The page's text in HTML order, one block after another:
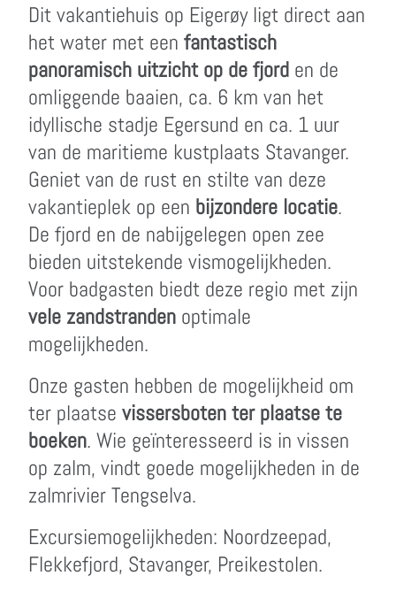
Dit vakantiehuis op Eigerøy ligt direct aan
het water met een fantastisch
panoramisch uitzicht op de fjord en de
omliggende baaien, ca. 6 km van het
idyllische stadje Egersund en ca. 1 uur
van de maritieme kustplaats Stavanger.
Geniet van de rust en stilte van deze
vakantieplek op een bijzondere locatie.
De fjord en de nabijgelegen open zee
bieden uitstekende vismogelijkheden.
Voor badgasten biedt deze regio met zijn
vele zandstranden optimale
mogelijkheden.
Onze gasten hebben de mogelijkheid om
ter plaatse vissersboten ter plaatse te
boeken. Wie geïnteresseerd is in vissen
op zalm, vindt goede mogelijkheden in de
zalmrivier Tengselva.
Excursiemogelijkheden: Noordzeepad,
Flekkefjord, Stavanger, Preikestolen.